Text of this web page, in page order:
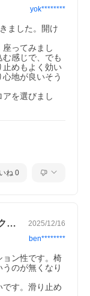
yok********
ました。開け
ってみまし
感じで、でも
止めもよく効い
地が良いそう
を選びまし
ね 0
体重が軽いと沈み込まないぐらいのクッシ… 2025/12/16
ben********
ョン性です。椅
のが無くなり
です。滑り止め